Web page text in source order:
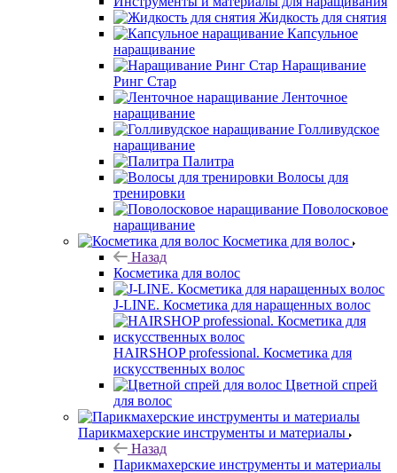
Жидкость для снятия
Капсульное
наращивание
Наращивание
Ринг Стар
Ленточное
наращивание
Голливудское
наращивание
Палитра
Волосы для
тренировки
Поволосковое
наращивание
Косметика для волос
Назад
Косметика для волос
J-LINE. Косметика для наращенных волос
HAIRSHOP professional. Косметика для
искусственных волос
Цветной спрей
для волос
Парикмахерские инструменты и материалы
Назад
Парикмахерские инструменты и материалы